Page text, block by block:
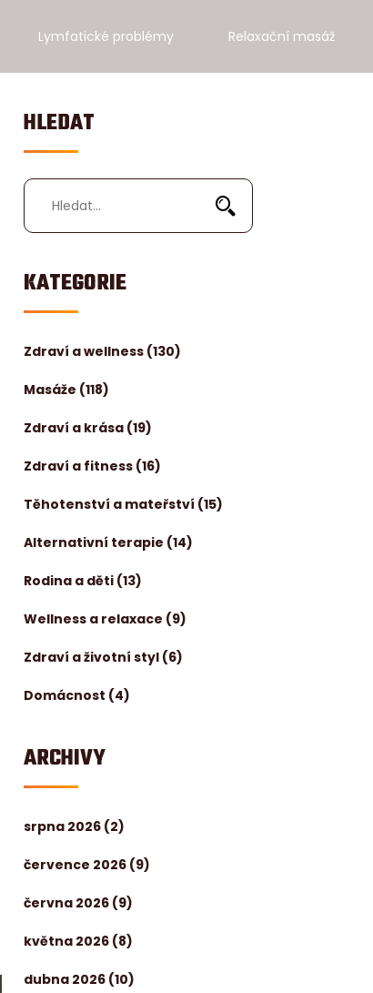
Lymfatické problémy Relaxační masáž
HLEDAT
KATEGORIE
Zdraví a wellness (130)
Masáže (118)
Zdraví a krása (19)
Zdraví a fitness (16)
Těhotenství a mateřství (15)
Alternativní terapie (14)
Rodina a děti (13)
Wellness a relaxace (9)
Zdraví a životní styl (6)
Domácnost (4)
ARCHIVY
srpna 2026 (2)
července 2026 (9)
června 2026 (9)
května 2026 (8)
dubna 2026 (10)